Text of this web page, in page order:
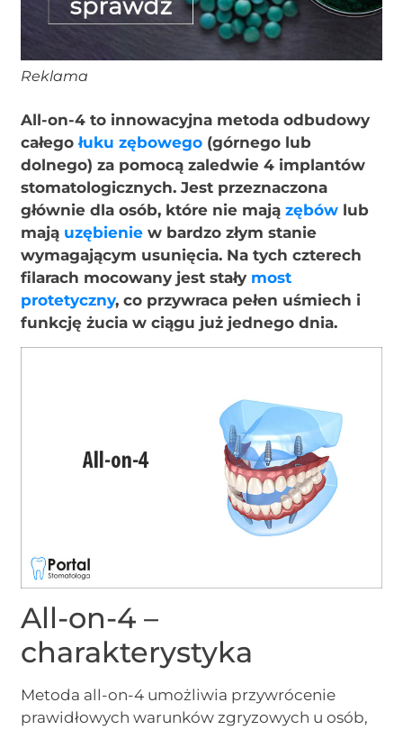
Reklama
All-on-4 to innowacyjna metoda odbudowy
całegołuku zębowego (górnego lub
dolnego) za pomocą zaledwie 4 implantów
stomatologicznych. Jest przeznaczona
głównie dla osób, które nie majązębów lub
mają uzębienie w bardzo złym stanie
wymagającym usunięcia. Na tych czterech
filarach mocowany jest stały most
protetyczny, co przywraca pełen uśmiech i
funkcję żucia w ciągu już jednego dnia.
All-on-4 –
charakterystyka
Metoda all-on-4 umożliwia przywrócenie
prawidłowych warunków zgryzowych u osób,